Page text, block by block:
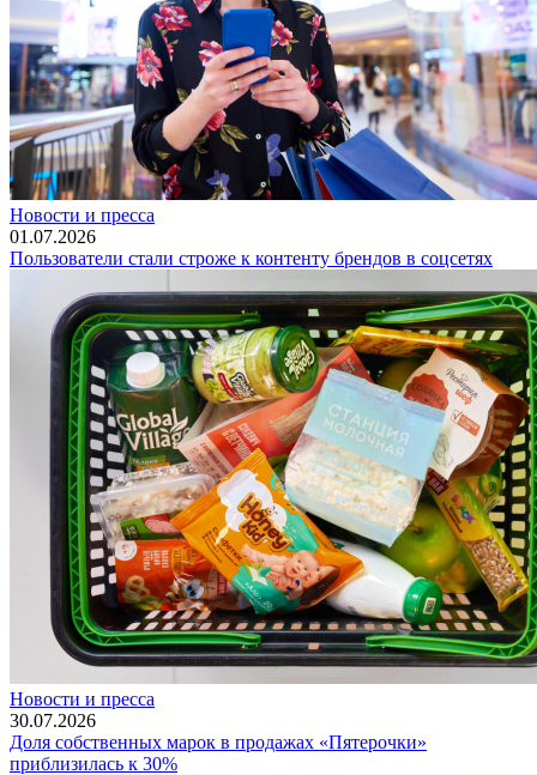
Новости и пресса
01.07.2026
Пользователи стали строже к контенту брендов в соцсетях
Новости и пресса
30.07.2026
Доля собственных марок в продажах «Пятерочки»
приблизилась к 30%